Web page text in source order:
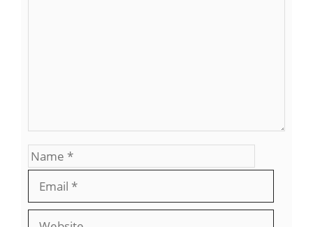
Name
Website